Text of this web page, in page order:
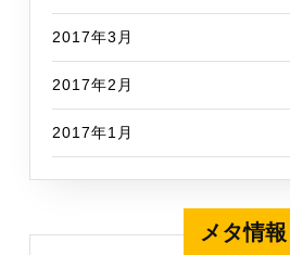
2017年3月
2017年2月
2017年1月
メタ情報